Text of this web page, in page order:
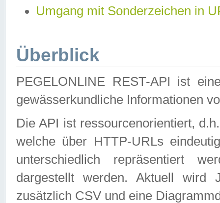
Umgang mit Sonderzeichen in
Überblick
PEGELONLINE REST-API ist
gewässerkundliche Informationen
Die API ist ressourcenorientiert,
welche über HTTP-URLs
unterschiedlich repräsentiert
dargestellt werden. Aktuell wird
zusätzlich CSV und eine